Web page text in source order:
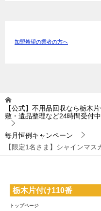
加盟希望の業者の方へ
【公式】不用品回収なら栃木
敷・遺品整理など24時間受付中
毎月恒例キャンペーン
【限定1名さま】シャインマス
栃木片付け110番
トップページ